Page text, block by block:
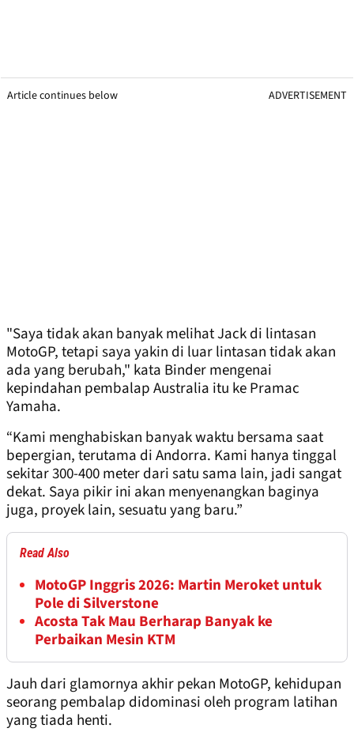
Article continues below ADVERTISEMENT
"Saya tidak akan banyak melihat Jack di lintasan
MotoGP, tetapi saya yakin di luar lintasan tidak akan
ada yang berubah," kata Binder mengenai
kepindahan pembalap Australia itu ke Pramac
Yamaha.
“Kami menghabiskan banyak waktu bersama saat
bepergian, terutama di Andorra. Kami hanya tinggal
sekitar 300-400 meter dari satu sama lain, jadi sangat
dekat. Saya pikir ini akan menyenangkan baginya
juga, proyek lain, sesuatu yang baru.”
Read Also
MotoGP Inggris 2026: Martin Meroket untuk
Pole di Silverstone
Acosta Tak Mau Berharap Banyak ke
Perbaikan Mesin KTM
Jauh dari glamornya akhir pekan MotoGP, kehidupan
seorang pembalap didominasi oleh program latihan
yang tiada henti.